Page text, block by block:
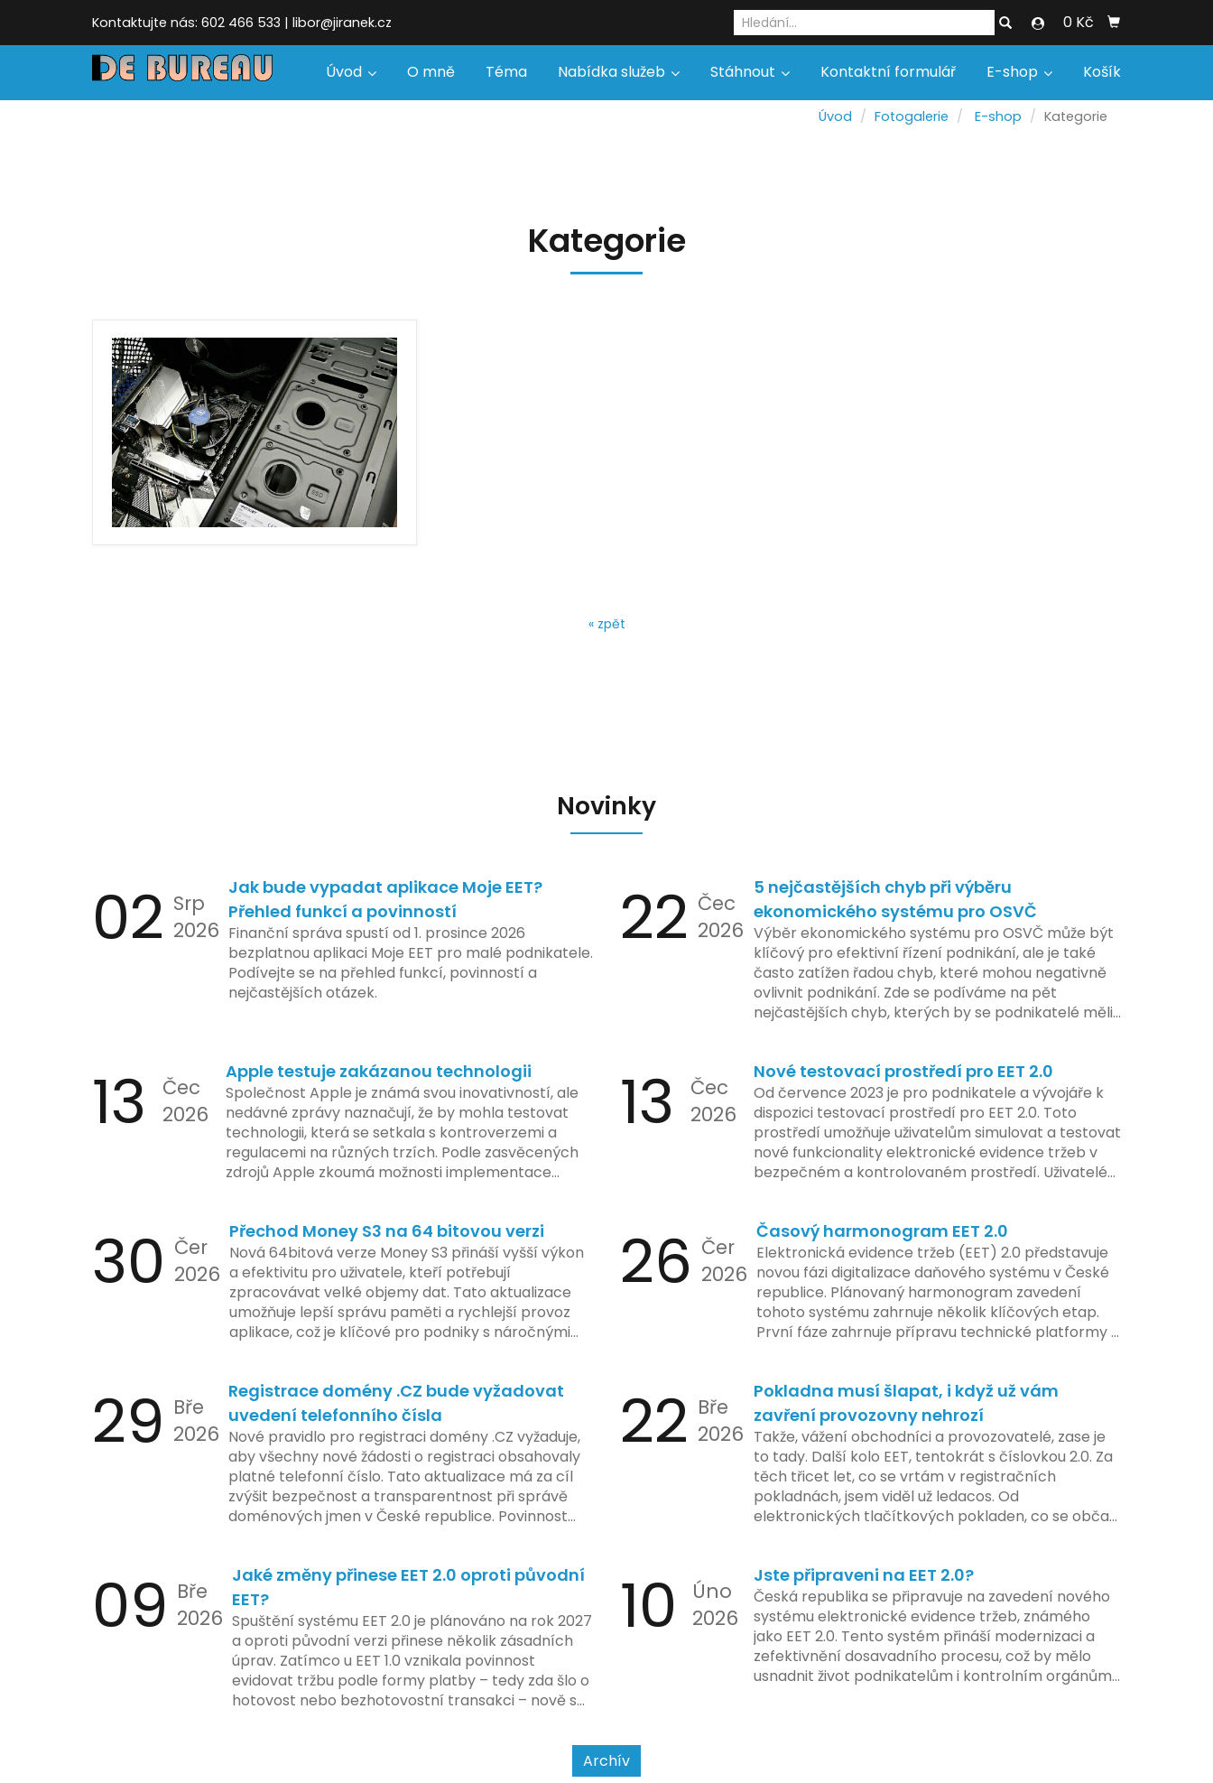
Kontaktujte nás: 602 466 533 | libor@jiranek.cz 0 Kč
Úvod O mně Téma Nabídka služeb Stáhnout Kontaktní formulář E-shop Košík
Úvod Fotogalerie E-shop Kategorie
Kategorie
« zpět
Novinky
02 Srp
2026
Jak bude vypadat aplikace Moje EET?
Přehled funkcí a povinností
Finanční správa spustí od 1. prosince 2026
bezplatnou aplikaci Moje EET pro malé podnikatele.
Podívejte se na přehled funkcí, povinností a
nejčastějších otázek.
22 Čec
2026
5 nejčastějších chyb při výběru
ekonomického systému pro OSVČ
Výběr ekonomického systému pro OSVČ může být
klíčový pro efektivní řízení podnikání, ale je také
často zatížen řadou chyb, které mohou negativně
ovlivnit podnikání. Zde se podíváme na pět
nejčastějších chyb, kterých by se podnikatelé měli
13
Čec
2026
Apple testuje zakázanou technologii
Společnost Apple je známá svou inovativností, ale
nedávné zprávy naznačují, že by mohla testovat
technologii, která se setkala s kontroverzemi a
regulacemi na různých trzích. Podle zasvěcených
zdrojů Apple zkoumá možnosti implementace
se zaměřuje na pokročilé sledování uživatelských
aktivit, což vyvolalo obavy ohledně soukromí a
ochrany dat uživatelů. Zatímco Apple tvrdí, že
veškeré jejich inovace kladou důraz na bezpečnost
a ochranu spotřebitelů, regulační orgány různých
zemí jsou na pozoru a sledují vývoj celého případu
časové ose zavedení této technologie.
13
Čec
2026
Nové testovací prostředí pro EET 2.0
Od července 2023 je pro podnikatele a vývojáře k
dispozici testovací prostředí pro EET 2.0. Toto
prostředí umožňuje uživatelům simulovat a testovat
nové funkcionality elektronické evidence tržeb v
bezpečném a kontrolovaném prostředí. Uživatelé
zavedení nového systému.
30 Čer
2026
Přechod Money S3 na 64 bitovou verzi
Nová 64bitová verze Money S3 přináší vyšší výkon
a efektivitu pro uživatele, kteří potřebují
zpracovávat velké objemy dat. Tato aktualizace
umožňuje lepší správu paměti a rychlejší provoz
aplikace, což je klíčové pro podniky s náročnými
26 Čer
2026
Časový harmonogram EET 2.0
Elektronická evidence tržeb (EET) 2.0 představuje
novou fázi digitalizace daňového systému v České
republice. Plánovaný harmonogram zavedení
tohoto systému zahrnuje několik klíčových etap.
První fáze zahrnuje přípravu technické platformy a
umožní adaptaci systémů a rozšíření podpory pro
podnikatele, přičemž všechny potřebné
technologie by měly být dostupné k testování v
rámci pilotního programu. Druhá fáze, plánovaná
na první pololetí následujícího roku, je zaměřena
na školení a edukaci uživatelů, včetně přípravy
materiálů a školení pro zaměstnavatele a účetní
firmy. V této fázi dojde také k oficiálnímu spuštění
konečná fáze plánovaná na druhé pololetí roku
2024 zahrnuje kompletní integraci systému EET 2.0
do praxe, s povinností prodejců zapojit se do
nového systému, včetně zvýšeného dohledu nad
dodržováním pravidel.
29 Bře
2026
Registrace domény .CZ bude vyžadovat
uvedení telefonního čísla
Nové pravidlo pro registraci domény .CZ vyžaduje,
aby všechny nové žádosti o registraci obsahovaly
platné telefonní číslo. Tato aktualizace má za cíl
zvýšit bezpečnost a transparentnost při správě
doménových jmen v České republice. Povinnost
stávající majitele domén při aktualizaci jejich údajů.
22 Bře
2026
Pokladna musí šlapat, i když už vám
zavření provozovny nehrozí
Takže, vážení obchodníci a provozovatelé, zase je
to tady. Další kolo EET, tentokrát s číslovkou 2.0. Za
těch třicet let, co se vrtám v registračních
pokladnách, jsem viděl už ledacos. Od
elektronických tlačítkových pokladen, co se občas
legislativa se mění, ale základní pravidlo zůstává –
pokladna musí šlapat jako hodinky. Jinak jsou
problémy.
09 Bře
2026
Jaké změny přinese EET 2.0 oproti původní
EET?
Spuštění systému EET 2.0 je plánováno na rok 2027
a oproti původní verzi přinese několik zásadních
úprav. Zatímco u EET 1.0 vznikala povinnost
evidovat tržbu podle formy platby – tedy zda šlo o
hotovost nebo bezhotovostní transakci – nově se
10
Úno
2026
Jste připraveni na EET 2.0?
Česká republika se připravuje na zavedení nového
systému elektronické evidence tržeb, známého
jako EET 2.0. Tento systém přináší modernizaci a
zefektivnění dosavadního procesu, což by mělo
usnadnit život podnikatelům i kontrolním orgánům.
Archív